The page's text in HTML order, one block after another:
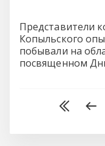
Представители
Копыльского
побывали на
посвященном